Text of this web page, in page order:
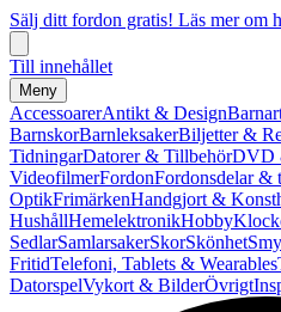
Sälj ditt fordon gratis! Läs mer om
Till innehållet
Meny
AccessoarerAntikt & Design
BarnskorBarnleksakerBiljetter &
TidningarDatorer & TillbehörDVD
VideofilmerFordonFordonsdelar &
OptikFrimärkenHandgjort &
HushållHemelektronikHobby
SedlarSamlarsakerSkorSkönhet
FritidTelefoni, Tablets & Wearables
DatorspelVykort & BilderÖvrigt